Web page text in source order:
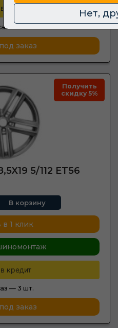
кредит
—
заказ
Получить
скидку 5%
5/112 ET56
В корзину
в 1 клик
кредит
— 3 шт.
заказ
Нет,